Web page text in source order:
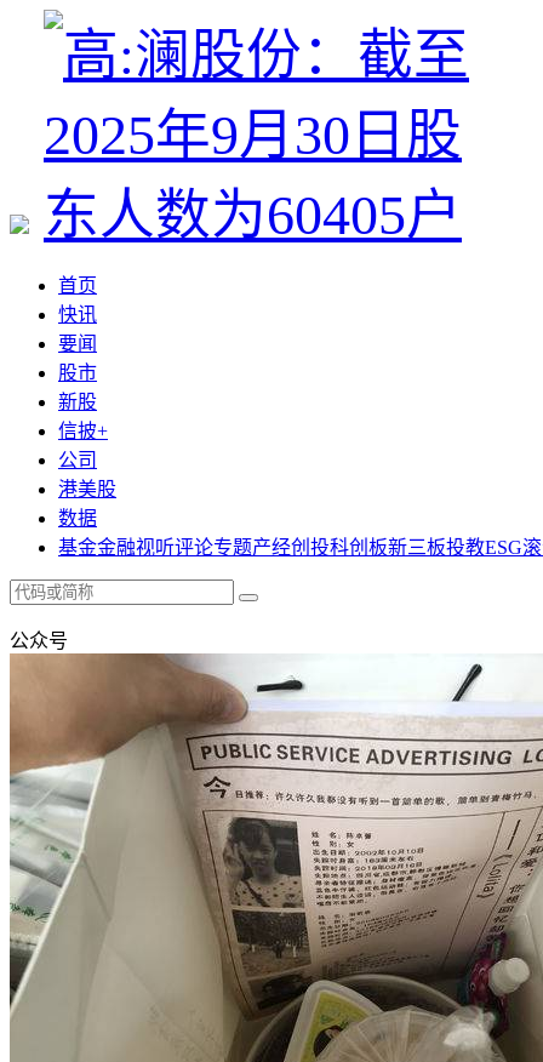
首页
快讯
要闻
股市
新股
信披+
公司
港美股
数据
基金金融视听评论专题产经创投科创板新三板投教ESG
公众号